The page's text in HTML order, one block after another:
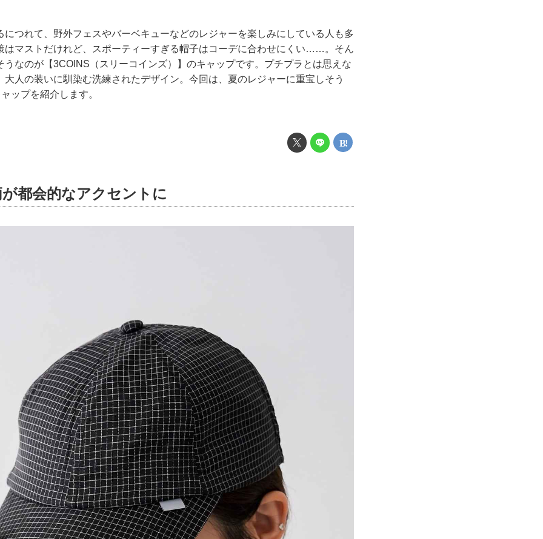
につれて、野外フェスやバーベキューなどのレジャーを楽しみにしている人も多
はマストだけれど、スポーティーすぎる帽子はコーデに合わせにくい……。そん
うなのが【3COINS（スリーコインズ）】のキャップです。プチプラとは思えな
大人の装いに馴染む洗練されたデザイン。今回は、夏のレジャーに重宝しそう
ップを紹介します。
都会的なアクセントに